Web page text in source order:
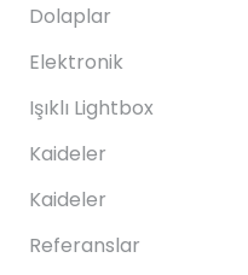
Dolaplar
Elektronik
Işıklı Lightbox
Kaideler
Kaideler
Referanslar